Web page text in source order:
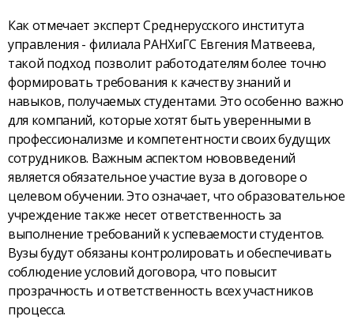
Как отмечает эксперт Среднерусского института
управления - филиала РАНХиГС Евгения Матвеева,
такой подход позволит работодателям более точно
формировать требования к качеству знаний и
навыков, получаемых студентами. Это особенно важно
для компаний, которые хотят быть уверенными в
профессионализме и компетентности своих будущих
сотрудников. Важным аспектом нововведений
является обязательное участие вуза в договоре о
целевом обучении. Это означает, что образовательное
учреждение также несет ответственность за
выполнение требований к успеваемости студентов.
Вузы будут обязаны контролировать и обеспечивать
соблюдение условий договора, что повысит
прозрачность и ответственность всех участников
процесса.